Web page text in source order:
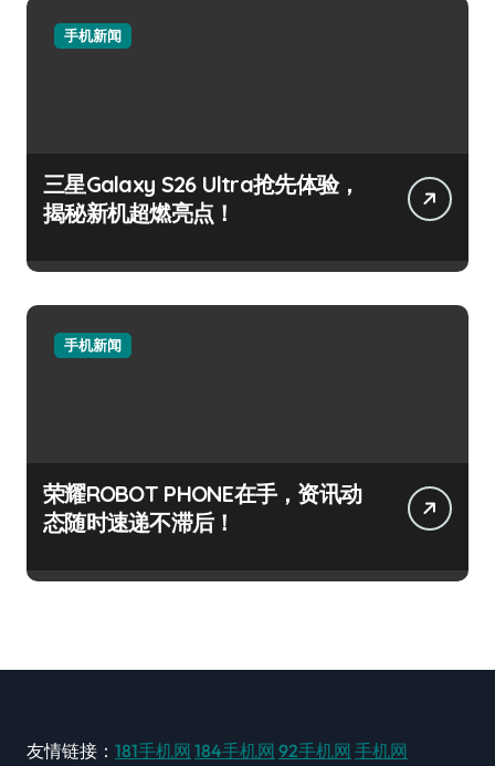
手机新闻
三星Galaxy S26 Ultra抢先体验，
揭秘新机超燃亮点！
手机新闻
荣耀ROBOT PHONE在手，资讯动
态随时速递不滞后！
友情链接： 181手机网 184手机网 92手机网 手机网